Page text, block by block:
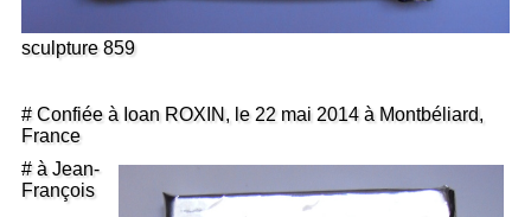
sculpture 859
# Confiée à Ioan ROXIN, le 22 mai 2014 à Montbéliard,
France
# à Jean-
François